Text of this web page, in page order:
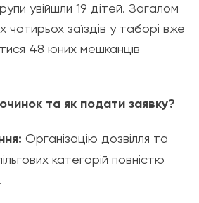
увійшли 19 дітей. Загалом
чотирьох заїздів у таборі вже
48 юних мешканців
та як подати заявку?
Організацію дозвілля та
категорій повністю